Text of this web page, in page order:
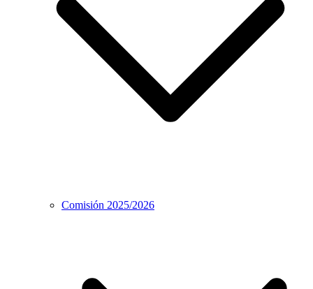
Comisión 2025/2026